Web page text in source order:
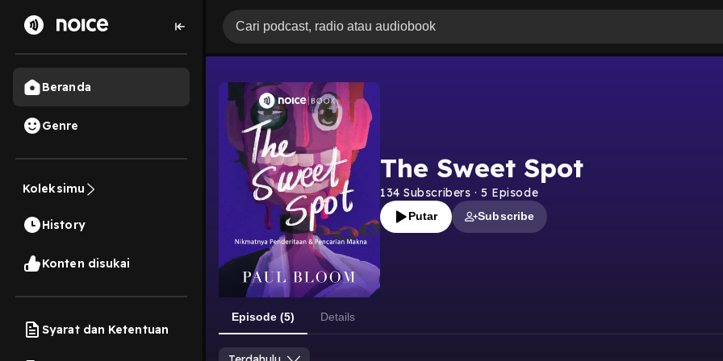
Beranda
Genre
Koleksimu
History
Konten disukai
Syarat dan Ketentuan
The Sweet Spot
134 Subscribers ·5 Episode
Putar Subscribe
Episode (5) Details